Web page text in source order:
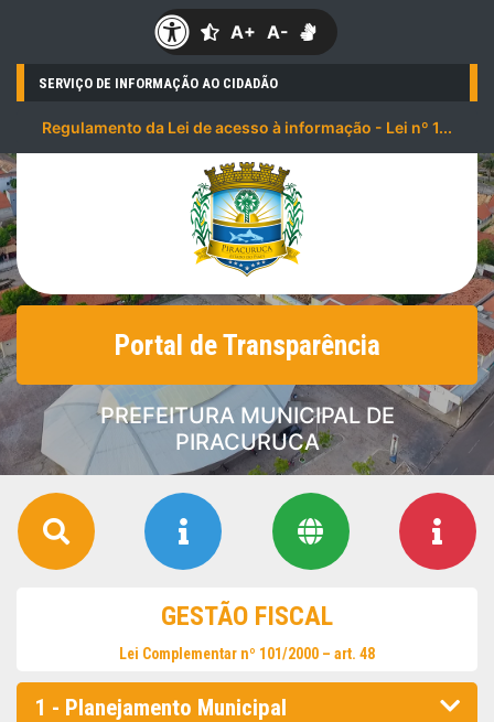
A+ A-
SERVIÇO DE INFORMAÇÃO AO CIDADÃO
Regulamento da Lei de acesso à informação - Lei nº 1...
Portal de Transparência
PREFEITURA MUNICIPAL DE
PIRACURUCA
GESTÃO FISCAL
Lei Complementar nº 101/2000 – art. 48
1 - Planejamento Municipal